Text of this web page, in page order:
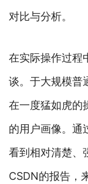
对比与分析。
在实际操作过程
谈。于大规模普
在一度猛如虎的
的用户画像。通
看到相对清楚、
CSDN的报告，